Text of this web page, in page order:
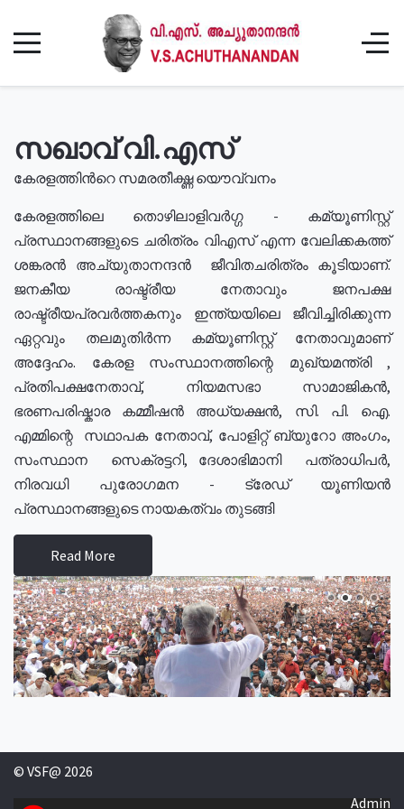
സഖാവ് വി.എസ്
കേരളത്തിൻറെ സമരതീക്ഷ്ണ യൌവ്വനം
കേരളത്തിലെ തൊഴിലാളിവർഗ്ഗ - കമ്യൂണിസ്റ്റ്
പ്രസ്ഥാനങ്ങളുടെ ചരിത്രം വിഎസ് എന്ന വേലിക്കകത്ത്
ശങ്കരൻ അച്യുതാനന്ദൻ ജീവിതചരിത്രം കൂടിയാണ്.
ജനകീയ രാഷ്ട്രീയ നേതാവും ജനപക്ഷ
രാഷ്ട്രീയപ്രവർത്തകനും ഇന്ത്യയിലെ ജീവിച്ചിരിക്കുന്ന
ഏറ്റവും തലമുതിർന്ന കമ്യൂണിസ്റ്റ് നേതാവുമാണ്
അദ്ദേഹം. കേരള സംസ്ഥാനത്തിന്റെ മുഖ്യമന്ത്രി ,
പ്രതിപക്ഷനേതാവ്, നിയമസഭാ സാമാജികൻ,
ഭരണപരിഷ്കാര കമ്മീഷൻ അധ്യക്ഷൻ, സി. പി. ഐ.
എമ്മിന്റെ സഥാപക നേതാവ്, പോളിറ്റ് ബ്യുറോ അംഗം,
സംസ്ഥാന സെക്രട്ടറി, ദേശാഭിമാനി പത്രാധിപർ,
നിരവധി പുരോഗമന - ട്രേഡ് യൂണിയൻ
പ്രസ്ഥാനങ്ങളുടെ നായകത്വം തുടങ്ങി
Read More
© VSF@ 2026
Admin